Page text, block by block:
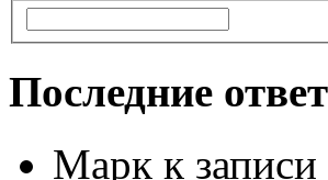
Последние
Марк к записи